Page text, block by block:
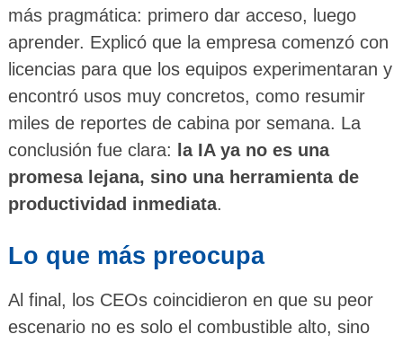
más pragmática: primero dar acceso, luego
aprender. Explicó que la empresa comenzó con
licencias para que los equipos experimentaran y
encontró usos muy concretos, como resumir
miles de reportes de cabina por semana. La
conclusión fue clara:
la IA ya no es una
promesa lejana, sino una herramienta de
productividad inmediata.
Lo que más preocupa
Al final, los CEOs coincidieron en que su peor
escenario no es solo el combustible alto, sino